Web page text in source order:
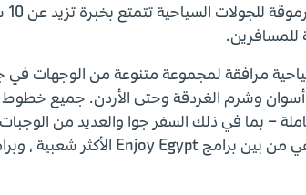
للمسافرين.
مرافقة لمجموعة متنوعة من الوجهات في
وشرم الغردقة وحتى الأردن. جميع خطوط
– بما في ذلك السفر جوا والعديد من